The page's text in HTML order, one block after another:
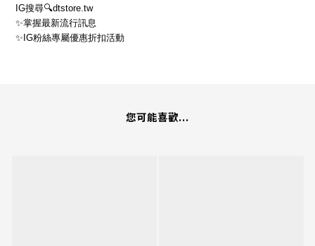
IG搜尋🔍dtstore.tw
✨掌握最新流行訊息
✨ IG粉絲專屬優惠折扣活動
您可能喜歡...